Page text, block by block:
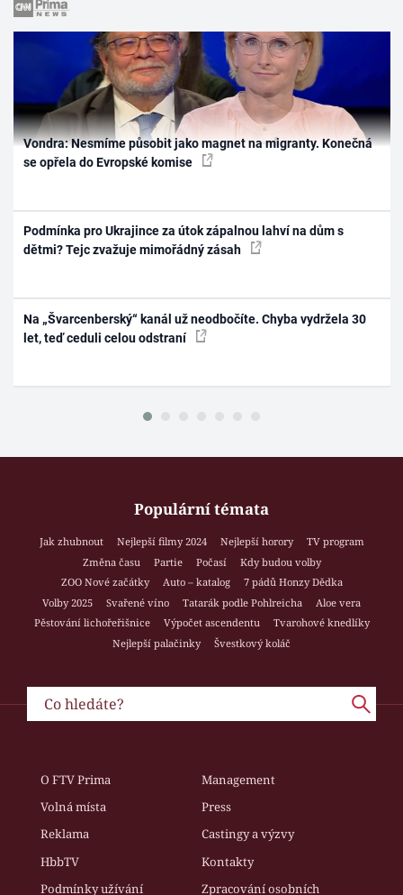
Vondra: Nesmíme působit jako magnet na migranty. Konečná
se opřela do Evropské komise
Podmínka pro Ukrajince za útok zápalnou lahví na dům s
dětmi? Tejc zvažuje mimořádný zásah
Na „Švarcenberský“ kanál už neodbočíte. Chyba vydržela 30
let, teď ceduli celou odstraní
Populární témata
Jak zhubnout Nejlepší filmy 2024 Nejlepší horory
TV program
Změna času
Partie Počasí
Kdy budou volby
ZOO Nové začátky
Auto – katalog
7 pádů Honzy Dědka
Volby 2025
Svařené víno Tatarák podle Pohlreicha
Aloe vera
Pěstování lichořeřišnice
Výpočet ascendentu
Tvarohové knedlíky
Nejlepší palačinky
Švestkový koláč
O FTV Prima
Management
Volná místa
Press
Reklama
Castingy a výzvy
HbbTV
Kontakty
Podmínky užívání
Zpracování osobních